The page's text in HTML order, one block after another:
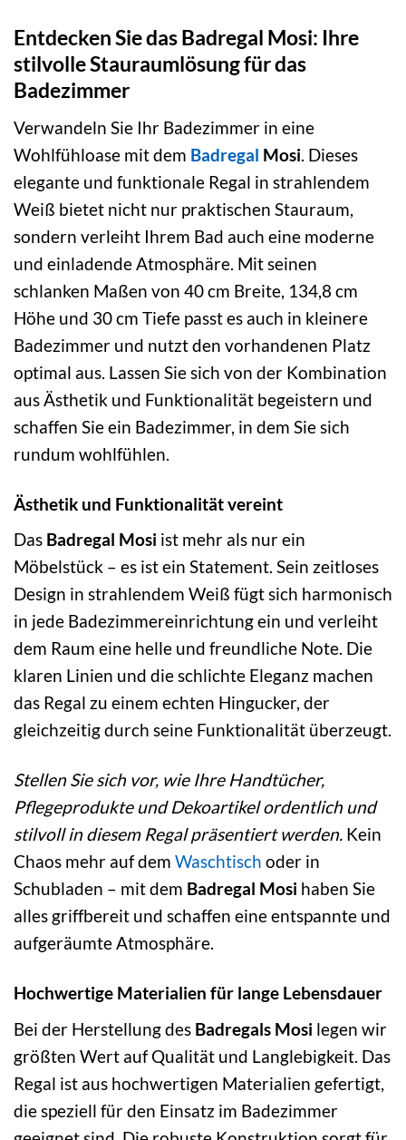
Entdecken Sie das Badregal Mosi: Ihre
stilvolle Stauraumlösung für das
Badezimmer
Verwandeln Sie Ihr Badezimmer in eine
Wohlfühloase mit dem Badregal Mosi. Dieses
elegante und funktionale Regal in strahlendem
Weiß bietet nicht nur praktischen Stauraum,
sondern verleiht Ihrem Bad auch eine moderne
und einladende Atmosphäre. Mit seinen
schlanken Maßen von 40 cm Breite, 134,8 cm
Höhe und 30 cm Tiefe passt es auch in kleinere
Badezimmer und nutzt den vorhandenen Platz
optimal aus. Lassen Sie sich von der Kombination
aus Ästhetik und Funktionalität begeistern und
schaffen Sie ein Badezimmer, in dem Sie sich
rundum wohlfühlen.
Ästhetik und Funktionalität vereint
Das Badregal Mosi ist mehr als nur ein
Möbelstück – es ist ein Statement. Sein zeitloses
Design in strahlendem Weiß fügt sich harmonisch
in jede Badezimmereinrichtung ein und verleiht
dem Raum eine helle und freundliche Note. Die
klaren Linien und die schlichte Eleganz machen
das Regal zu einem echten Hingucker, der
gleichzeitig durch seine Funktionalität überzeugt.
Stellen Sie sich vor, wie Ihre Handtücher,
Pflegeprodukte und Dekoartikel ordentlich und
stilvoll in diesem Regal präsentiert werden. Kein
Chaos mehr auf dem Waschtisch oder in
Schubladen – mit dem Badregal Mosi haben Sie
alles griffbereit und schaffen eine entspannte und
aufgeräumte Atmosphäre.
Hochwertige Materialien für lange Lebensdauer
Bei der Herstellung des Badregals Mosi legen wir
größten Wert auf Qualität und Langlebigkeit. Das
Regal ist aus hochwertigen Materialien gefertigt,
die speziell für den Einsatz im Badezimmer